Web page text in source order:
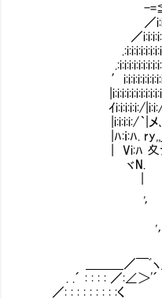
-
／
／
.:i:i:i:i:i:i:i:i:i:i:i:i:i:i:i:/
′i:i:i:i:i:i:i:i:i:i:/i:i/
|i:i:i:i:i:i:i:i:i:i:i:/l:i/
ｲi:i:i:i:i:/|i:i:/ .|′
|i:i:i:i:/｀|メ､,
|ﾊ:ｉ:ﾊ. ry,,_㍉ ､
| Vi:ﾊ 夊ラ'ヽ}
ヾN. ￣
| `
, /
′ ` . : ﾊ
, r ､＿ u : :
′ ` - ､_ヽ :／
ヽ ....:::: : : :/
＿＿＿／￣ﾞヽ_／｀
. .´ : : : : ／:∠＞'´ l: : :
／: : : : : : : : :く :